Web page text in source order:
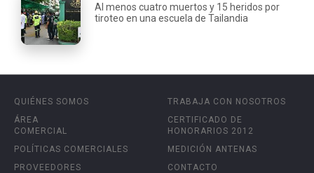
Al menos cuatro muertos y 15 heridos por
tiroteo en una escuela de Tailandia
QUIÉNES SOMOS
ÁREA
COMERCIAL
POLÍTICAS COMERCIALES
PROVEEDORES
TRABAJA CON NOSOTROS
CERTIFICADO DE
HONORARIOS 2012
MEDICIÓN ANTENAS
CONTACTO